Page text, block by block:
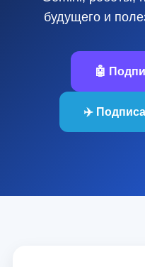
будущего и
🤖
✈️